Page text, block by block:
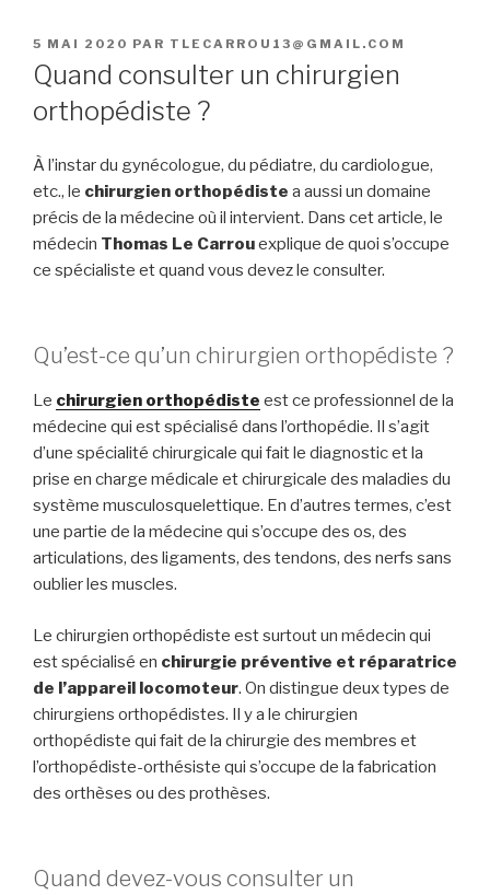
PUBLIÉ
LE
5 MAI 2020 PAR TLECARROU13@GMAIL.COM
Quand consulter un chirurgien
orthopédiste ?
À l’instar du gynécologue, du pédiatre, du cardiologue,
etc., le chirurgien orthopédiste a aussi un domaine
précis de la médecine où il intervient. Dans cet article, le
médecin Thomas Le Carrouexplique de quoi s’occupe
ce spécialiste et quand vous devez le consulter.
Qu’est-ce qu’un chirurgien orthopédiste ?
Le chirurgien orthopédiste est ce professionnel de la
médecine qui est spécialisé dans l’orthopédie. Il s’agit
d’une spécialité chirurgicale qui fait le diagnostic et la
prise en charge médicale et chirurgicale des maladies du
système musculosquelettique. En d’autres termes, c’est
une partie de la médecine qui s’occupe des os, des
articulations, des ligaments, des tendons, des nerfs sans
oublier les muscles.
Le chirurgien orthopédiste est surtout un médecin qui
est spécialisé en chirurgie préventive et réparatrice
de l’appareil locomoteur. On distingue deux types de
chirurgiens orthopédistes. Il y a le chirurgien
orthopédiste qui fait de la chirurgie des membres et
l’orthopédiste-orthésiste qui s’occupe de la fabrication
des orthèses ou des prothèses.
Quand devez-vous consulter un